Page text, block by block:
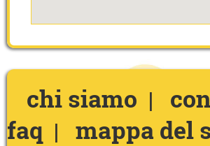
chi siamo |
faq | mappa del